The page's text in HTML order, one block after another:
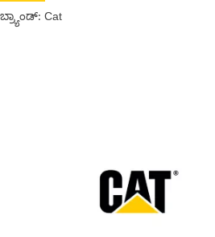
ಬ್ರ್ಯಾಂಡ್: Cat